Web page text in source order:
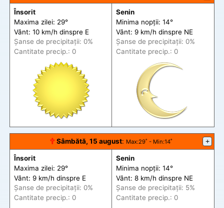
Însorit
Maxima zilei: 29°
Vânt: 10 km/h dinspre E
Șanse de precipitații: 0%
Cantitate precip.: 0
Senin
Minima nopții: 14°
Vânt: 9 km/h dinspre NE
Șanse de precipitații: 0%
Cantitate precip.: 0
🕆 Sâmbătă, 15 august: Max:29˚ - Min:14˚ +
Însorit
Maxima zilei: 29°
Vânt: 9 km/h dinspre E
Șanse de precipitații: 0%
Cantitate precip.: 0
Senin
Minima nopții: 14°
Vânt: 8 km/h dinspre NE
Șanse de precipitații: 5%
Cantitate precip.: 0